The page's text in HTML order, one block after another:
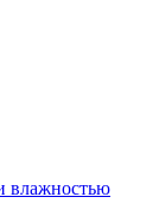
влажностью